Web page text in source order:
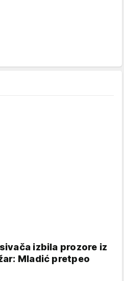
izbila prozore iz
Mladić pretpeo